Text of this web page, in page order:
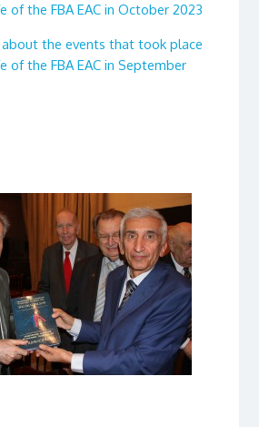
of the FBA EAC in October 2023
the events that took place
of the FBA EAC in September